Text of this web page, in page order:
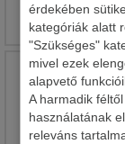
érdekében
kategóriák alatt
"Szükséges"
mivel ezek
alapvető
A harmadik
használatának
releváns